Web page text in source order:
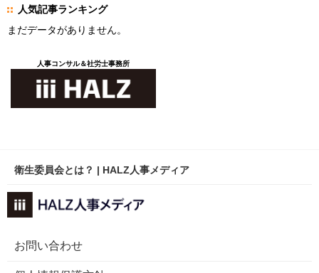
人気記事ランキング
まだデータがありません。
人事コンサル＆社労士事務所
衛生委員会とは？ | HALZ人事メディア
お問い合わせ